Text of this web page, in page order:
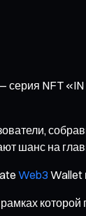
NFT
шанс на
Web3 Wallet